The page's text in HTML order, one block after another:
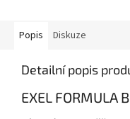
Popis Diskuze
Detailní popis
EXEL FORMULA